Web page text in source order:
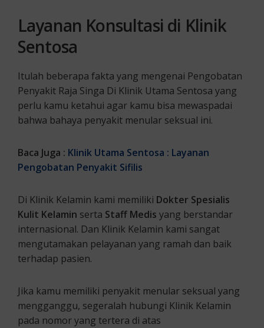
Layanan Konsultasi di Klinik
Sentosa
Itulah beberapa fakta yang mengenai Pengobatan
Penyakit Raja Singa Di Klinik Utama Sentosa yang
perlu kamu ketahui agar kamu bisa mewaspadai
bahwa bahaya penyakit menular seksual ini.
Baca Juga : Klinik Utama Sentosa : Layanan
Pengobatan Penyakit Sifilis
Di Klinik Kelamin kami memiliki Dokter Spesialis
Kulit Kelamin serta Staff Medis yang berstandar
internasional. Dan Klinik Kelamin kami sangat
mengutamakan pelayanan yang ramah dan baik
terhadap pasien.
Jika kamu memiliki penyakit menular seksual yang
mengganggu, segeralah hubungi Klinik Kelamin
pada nomor yang tertera di atas